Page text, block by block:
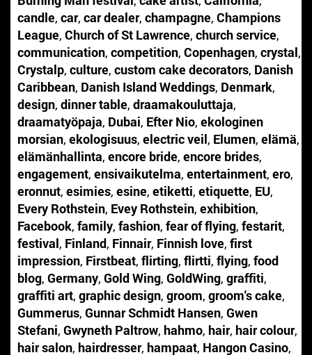
candle, car, car dealer, champagne, Champions
League, Church of St Lawrence, church service,
communication, competition, Copenhagen, crystal,
Crystalp, culture, custom cake decorators, Danish
Caribbean, Danish Island Weddings, Denmark,
design, dinner table, draamakouluttaja,
draamatyöpaja, Dubai, Efter Nio, ekologinen
morsian, ekologisuus, electric veil, Elumen, elämä,
elämänhallinta, encore bride, encore brides,
engagement, ensivaikutelma, entertainment, ero,
eronnut, esimies, esine, etiketti, etiquette, EU,
Every Rothstein, Evey Rothstein, exhibition,
Facebook, family, fashion, fear of flying, festarit,
festival, Finland, Finnair, Finnish love, first
impression, Firstbeat, flirting, flirtti, flying, food
blog, Germany, Gold Wing, GoldWing, graffiti,
graffiti art, graphic design, groom, groom's cake,
Gummerus, Gunnar Schmidt Hansen, Gwen
Stefani, Gwyneth Paltrow, hahmo, hair, hair colour,
hair salon, hairdresser, hampaat, Hangon Casino,